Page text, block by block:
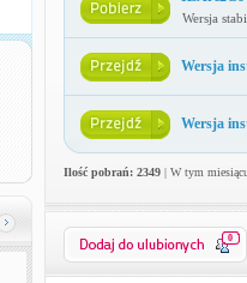
Wersja
Wersja
Wersja
Ilość pobrań: 2349| W tym
0